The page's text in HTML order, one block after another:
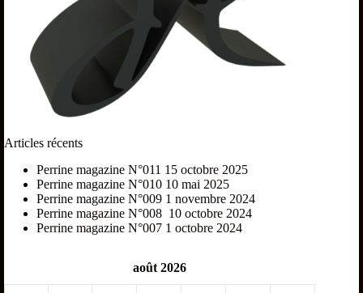
Articles récents
Perrine magazine N°011 15 octobre 2025
Perrine magazine N°010 10 mai 2025
Perrine magazine N°009 1 novembre 2024
Perrine magazine N°008 10 octobre 2024
Perrine magazine N°007 1 octobre 2024
août 2026